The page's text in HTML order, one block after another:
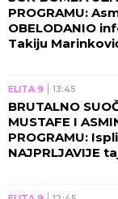
PROGRAMU:
OBELODANIO
Takiju
ELITA 9 13:45
BRUTALNO
MUSTAFE I
PROGRAMU:
NAJPRLJAVIJE